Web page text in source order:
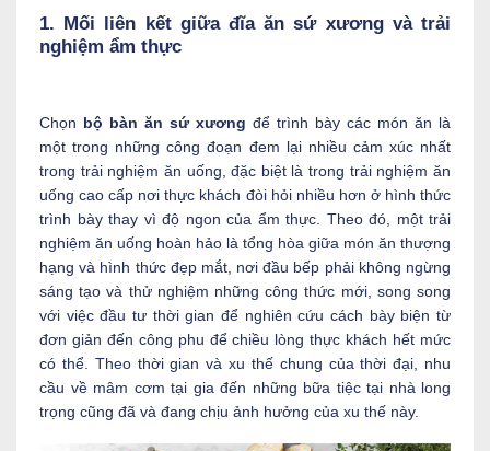
1. Mối liên kết giữa đĩa ăn sứ xương và trải
nghiệm ẩm thực
Chọn bộ bàn ăn sứ xương để trình bày các món ăn là
một trong những công đoạn đem lại nhiều cảm xúc nhất
trong trải nghiệm ăn uống, đặc biệt là trong trải nghiệm ăn
uống cao cấp nơi thực khách đòi hỏi nhiều hơn ở hình thức
trình bày thay vì độ ngon của ẩm thực. Theo đó, một trải
nghiệm ăn uống hoàn hảo là tổng hòa giữa món ăn thượng
hạng và hình thức đẹp mắt, nơi đầu bếp phải không ngừng
sáng tạo và thử nghiệm những công thức mới, song song
với việc đầu tư thời gian để nghiên cứu cách bày biện từ
đơn giản đến công phu để chiều lòng thực khách hết mức
có thể. Theo thời gian và xu thế chung của thời đại, nhu
cầu về mâm cơm tại gia đến những bữa tiệc tại nhà long
trọng cũng đã và đang chịu ảnh hưởng của xu thế này.